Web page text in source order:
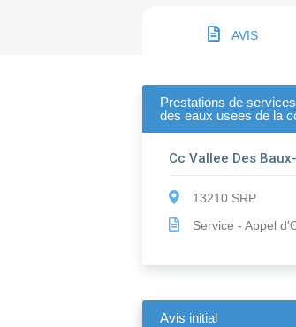
AVIS
Prestations de
des eaux usees de la
Cc Vallee Des
13210 SRP
Service - Appel
Avis initial